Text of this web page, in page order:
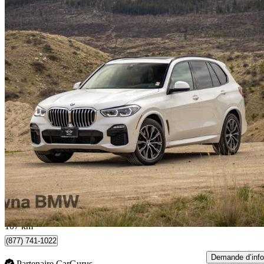
2019 BMW X5
xDrive40i AWD145 430 km
31 888 $ Affaire
559 $/mois env.
Kelowna, BC
107 km
(877) 741-1022
Demande d’info